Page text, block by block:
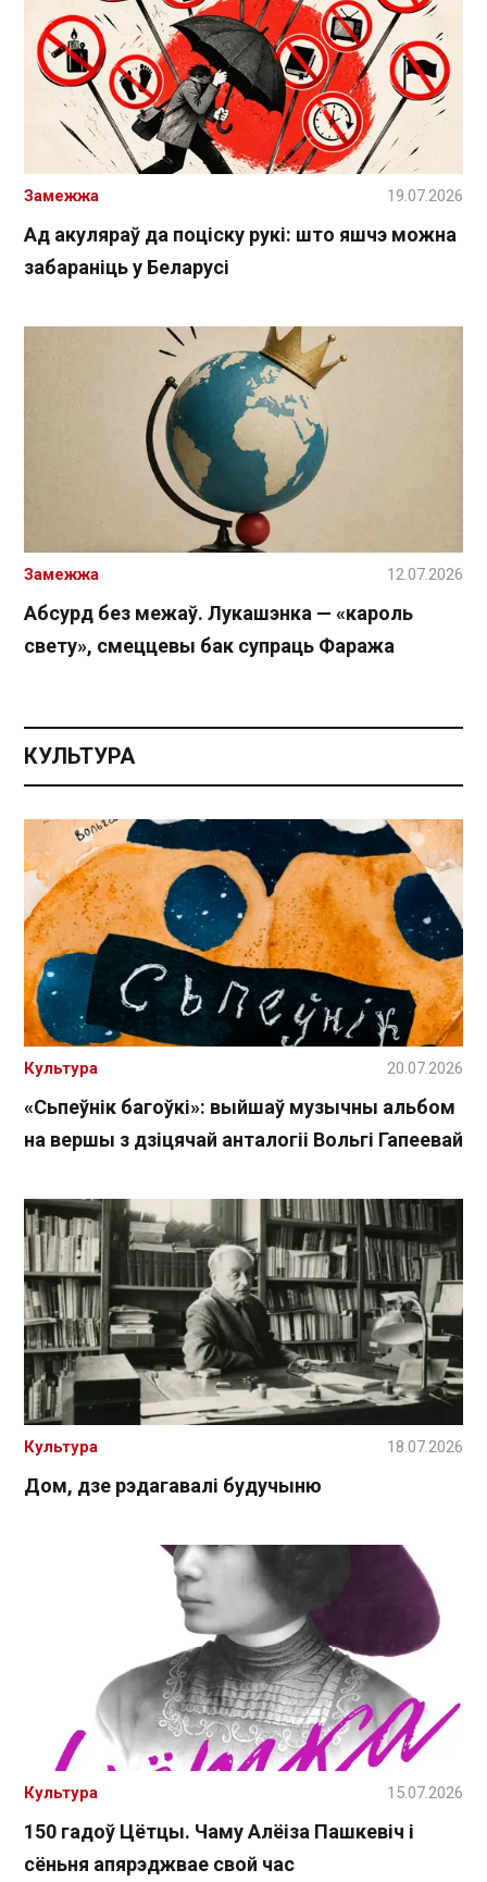
Ад акуляраў да поціску рукі: што яшчэ можна
забараніць у Беларусі
Замежжа 19.07.2026
Абсурд без межаў. Лукашэнка — «кароль
свету», смеццевы бак супраць Фаража
Замежжа 12.07.2026
КУЛЬТУРА
«Сьпеўнік багоўкі»: выйшаў музычны альбом
на вершы з дзіцячай анталогіі Вольгі Гапеевай
Культура 20.07.2026
Дом, дзе рэдагавалі будучыню
Культура 18.07.2026
150 гадоў Цётцы. Чаму Алёіза Пашкевіч і
сёньня апярэджвае свой час
Культура 15.07.2026